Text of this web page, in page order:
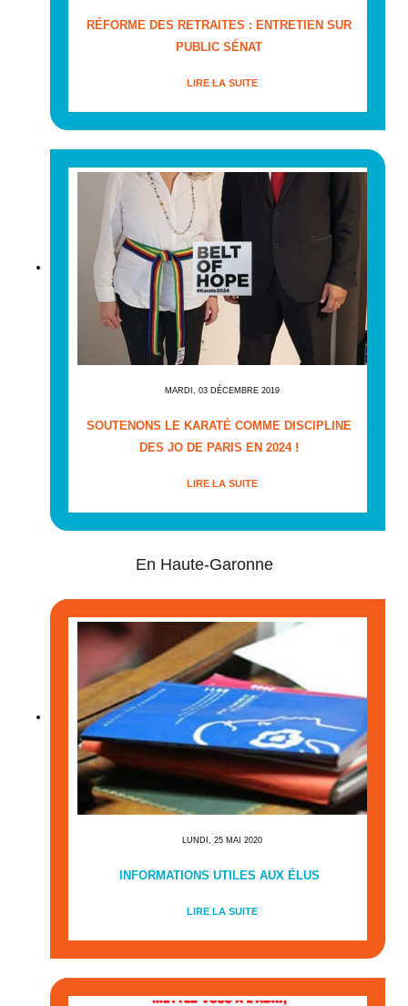
RÉFORME DES RETRAITES : ENTRETIEN SUR
PUBLIC SÉNAT
LIRE LA SUITE
MARDI, 03 DÉCEMBRE 2019
SOUTENONS LE KARATÉ COMME DISCIPLINE
DES JO DE PARIS EN 2024 !
LIRE LA SUITE
En Haute-Garonne
LUNDI, 25 MAI 2020
INFORMATIONS UTILES AUX ÉLUS
LIRE LA SUITE